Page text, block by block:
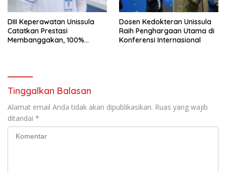
DIII Keperawatan Unissula
Catatkan Prestasi
Membanggakan, 100%
Dosen Kedokteran Unissula
Raih Penghargaan Utama di
Konferensi Internasional
Tinggalkan Balasan
Alamat email Anda tidak akan dipublikasikan. Ruas yang wajib
ditandai *